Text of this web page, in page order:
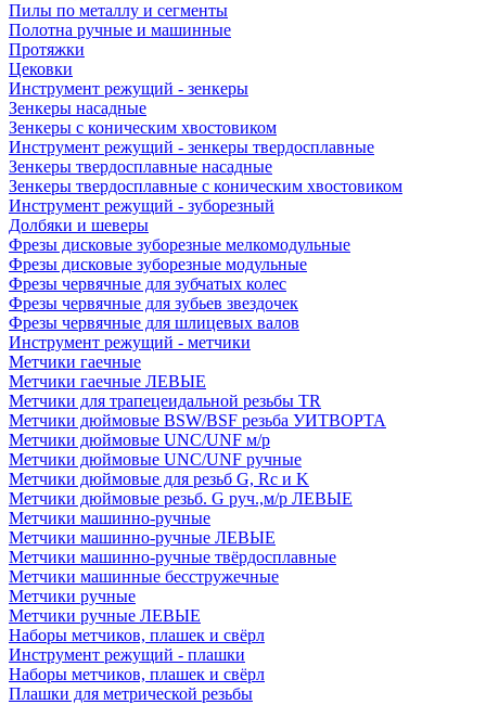
Пилы по металлу и сегменты
Полотна ручные и машинные
Протяжки
Цековки
Инструмент режущий - зенкеры
Зенкеры насадные
Зенкеры с коническим хвостовиком
Инструмент режущий - зенкеры твердосплавные
Зенкеры твердосплавные насадные
Зенкеры твердосплавные с коническим хвостовиком
Инструмент режущий - зуборезный
Долбяки и шеверы
Фрезы дисковые зуборезные мелкомодульные
Фрезы дисковые зуборезные модульные
Фрезы червячные для зубчатых колес
Фрезы червячные для зубьев звездочек
Фрезы червячные для шлицевых валов
Инструмент режущий - метчики
Метчики гаечные
Метчики гаечные ЛЕВЫЕ
Метчики для трапецеидальной резьбы TR
Метчики дюймовые BSW/BSF резьба УИТВОРТА
Метчики дюймовые UNC/UNF м/р
Метчики дюймовые UNC/UNF ручные
Метчики дюймовые для резьб G, Rc и K
Метчики дюймовые резьб. G руч.,м/р ЛЕВЫЕ
Метчики машинно-ручные
Метчики машинно-ручные ЛЕВЫЕ
Метчики машинно-ручные твёрдосплавные
Метчики машинные бесстружечные
Метчики ручные
Метчики ручные ЛЕВЫЕ
Наборы метчиков, плашек и свёрл
Инструмент режущий - плашки
Наборы метчиков, плашек и свёрл
Плашки для метрической резьбы